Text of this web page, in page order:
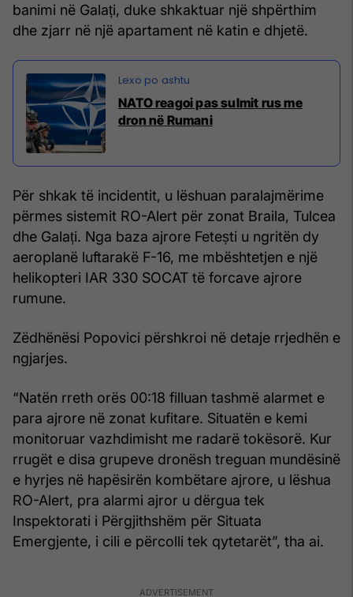
banimi në Galați, duke shkaktuar një shpërthim
dhe zjarr në një apartament në katin e dhjetë.
NATO reagoi pas sulmit rus me
dron në Rumani
Për shkak të incidentit, u lëshuan paralajmërime
përmes sistemit RO-Alert për zonat Braila, Tulcea
dhe Galați. Nga baza ajrore Fetești u ngritën dy
aeroplanë luftarakë F-16, me mbështetjen e një
helikopteri IAR 330 SOCAT të forcave ajrore
rumune.
Zëdhënësi Popovici përshkroi në detaje rrjedhën e
ngjarjes.
“Natën rreth orës 00:18 filluan tashmë alarmet e
para ajrore në zonat kufitare. Situatën e kemi
monitoruar vazhdimisht me radarë tokësorë. Kur
rrugët e disa grupeve dronësh treguan mundësinë
e hyrjes në hapësirën kombëtare ajrore, u lëshua
RO-Alert, pra alarmi ajror u dërgua tek
Inspektorati i Përgjithshëm për Situata
Emergjente, i cili e përcolli tek qytetarët”, tha ai.